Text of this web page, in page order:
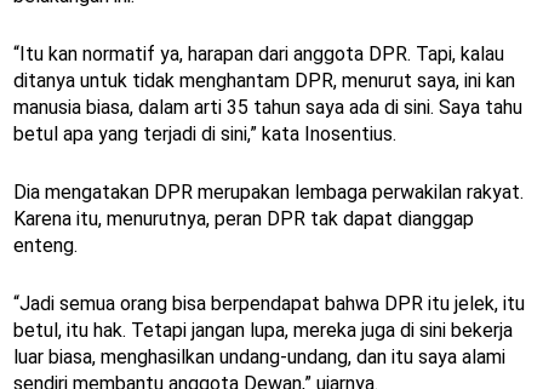
“Itu kan normatif ya, harapan dari anggota DPR. Tapi, kalau
ditanya untuk tidak menghantam DPR, menurut saya, ini kan
manusia biasa, dalam arti 35 tahun saya ada di sini. Saya tahu
betul apa yang terjadi di sini,” kata Inosentius.
Dia mengatakan DPR merupakan lembaga perwakilan rakyat.
Karena itu, menurutnya, peran DPR tak dapat dianggap
enteng.
“Jadi semua orang bisa berpendapat bahwa DPR itu jelek, itu
betul, itu hak. Tetapi jangan lupa, mereka juga di sini bekerja
luar biasa, menghasilkan undang-undang, dan itu saya alami
sendiri membantu anggota Dewan,” ujarnya.